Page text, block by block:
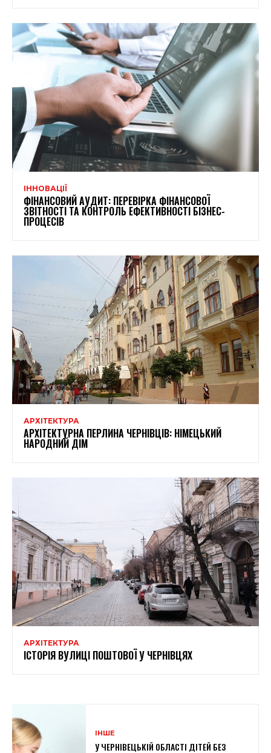
ІННОВАЦІЇ
ФІНАНСОВИЙ АУДИТ: ПЕРЕВІРКА ФІНАНСОВОЇ
ЗВІТНОСТІ ТА КОНТРОЛЬ ЕФЕКТИВНОСТІ БІЗНЕС-
ПРОЦЕСІВ
АРХІТЕКТУРА
АРХІТЕКТУРНА ПЕРЛИНА ЧЕРНІВЦІВ: НІМЕЦЬКИЙ
НАРОДНИЙ ДІМ
АРХІТЕКТУРА
ІСТОРІЯ ВУЛИЦІ ПОШТОВОЇ У ЧЕРНІВЦЯХ
ІНШЕ
У ЧЕРНІВЕЦЬКІЙ ОБЛАСТІ ДІТЕЙ БЕЗ